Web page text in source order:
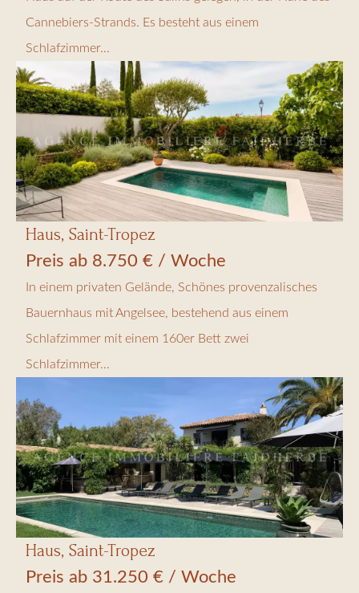
Cannebiers-Strands. Es besteht aus einem
Schlafzimmer...
Haus, Saint-Tropez
Preis ab 8.750 € / Woche
In einem privaten Gelände, Schönes provenzalisches
Bauernhaus mit Angelsee, bestehend aus einem
Schlafzimmer mit einem 160er Bett zwei
Schlafzimmer...
Haus, Saint-Tropez
Preis ab 31.250 € / Woche